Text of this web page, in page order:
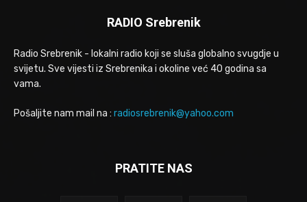
RADIO Srebrenik
Radio Srebrenik - lokalni radio koji se sluša globalno svugdje u
svijetu. Sve vijesti iz Srebrenika i okoline već 40 godina sa
vama.
Pošaljite nam mail na : radiosrebrenik@yahoo.com
PRATITE NAS